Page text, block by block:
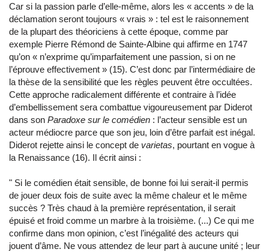
Car si la passion parle d’elle-même, alors les « accents » de la
déclamation seront toujours « vrais » : tel est le raisonnement
de la plupart des théoriciens à cette époque, comme par
exemple Pierre Rémond de Sainte-Albine qui affirme en 1747
qu’on « n’exprime qu’imparfaitement une passion, si on ne
l’éprouve effectivement » (15). C’est donc par l’intermédiaire de
la thèse de la sensibilité que les règles peuvent être occultées.
Cette approche radicalement différente et contraire à l’idée
d’embellissement sera combattue vigoureusement par Diderot
dans son Paradoxe sur le comédien : l’acteur sensible est un
acteur médiocre parce que son jeu, loin d’être parfait est inégal.
Diderot rejette ainsi le concept de varietas, pourtant en vogue à
la Renaissance (16). Il écrit ainsi :
" Si le comédien était sensible, de bonne foi lui serait-il permis
de jouer deux fois de suite avec la même chaleur et le même
succès ? Très chaud à la première représentation, il serait
épuisé et froid comme un marbre à la troisième. (...) Ce qui me
confirme dans mon opinion, c’est l’inégalité des acteurs qui
jouent d’âme. Ne vous attendez de leur part à aucune unité ; leur